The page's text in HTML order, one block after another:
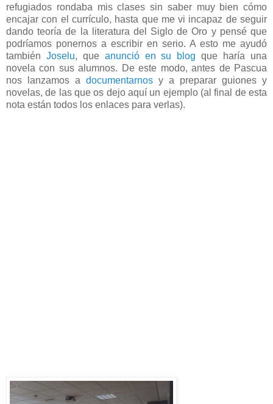
refugiados rondaba mis clases sin saber muy bien cómo
encajar con el currículo, hasta que me vi incapaz de seguir
dando teoría de la literatura del Siglo de Oro y pensé que
podríamos ponernos a escribir en serio. A esto me ayudó
también Joselu, que anunció en su blog que haría una
novela con sus alumnos. De este modo, antes de Pascua
nos lanzamos a documentarnos y a preparar guiones y
novelas, de las que os dejo aquí un ejemplo (al final de esta
nota están todos los enlaces para verlas).